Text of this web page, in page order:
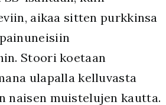
aikaa sitten purkkinsa
Stoori koetaan
ulapalla kelluvasta
naisen muistelujen kautta.